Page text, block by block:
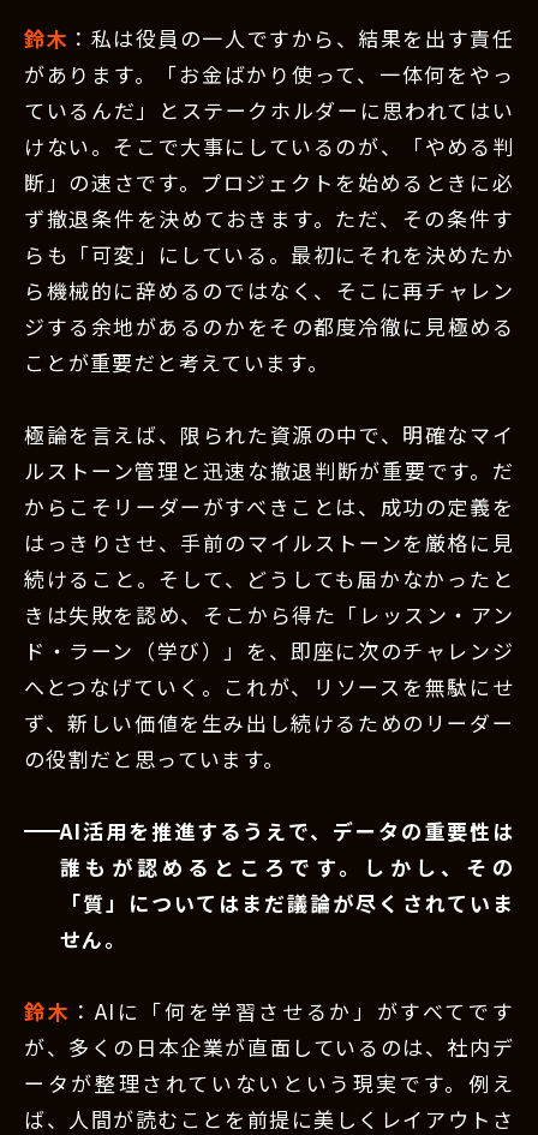
鈴木 ：私は役員の一人ですから、結果を出す責任
があります。「お金ばかり使って、一体何をやっ
ているんだ」とステークホルダーに思われてはい
けない。そこで大事にしているのが、「やめる判
断」の速さです。プロジェクトを始めるときに必
ず撤退条件を決めておきます。ただ、その条件す
らも「可変」にしている。最初にそれを決めたか
ら機械的に辞めるのではなく、そこに再チャレン
ジする余地があるのかをその都度冷徹に見極める
ことが重要だと考えています。
極論を言えば、限られた資源の中で、明確なマイ
ルストーン管理と迅速な撤退判断が重要です。だ
からこそリーダーがすべきことは、成功の定義を
はっきりさせ、手前のマイルストーンを厳格に見
続けること。そして、どうしても届かなかったと
きは失敗を認め、そこから得た「レッスン・アン
ド・ラーン（学び）」を、即座に次のチャレンジ
へとつなげていく。これが、リソースを無駄にせ
ず、新しい価値を生み出し続けるためのリーダー
の役割だと思っています。
AI活用を推進するうえで、データの重要性は
誰もが認めるところです。しかし、その
「質」についてはまだ議論が尽くされていま
せん。
鈴木 ：AIに「何を学習させるか」がすべてです
が、多くの日本企業が直面しているのは、社内デ
ータが整理されていないという現実です。例え
ば、人間が読むことを前提に美しくレイアウトさ